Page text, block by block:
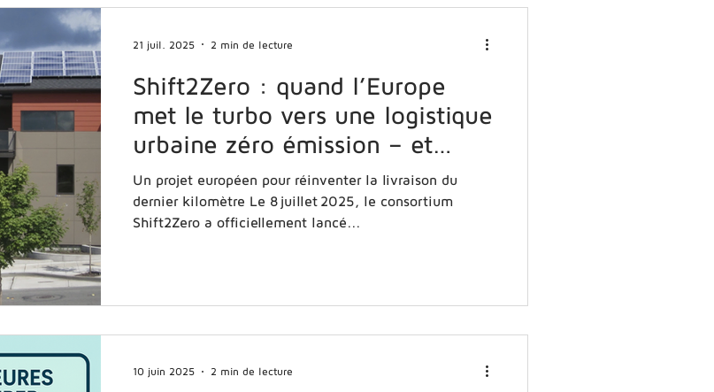
Shift2Zero : quand l’Europe
met le turbo vers une logistique
urbaine zéro émission – et
Clem’ en fait partie !
Un projet européen pour réinventer la livraison du
dernier kilomètre Le 8 juillet 2025, le consortium
Shift2Zero a officiellement lancé...
21 juil. 2025 2 min de lecture
10 juin 2025 2 min de lecture